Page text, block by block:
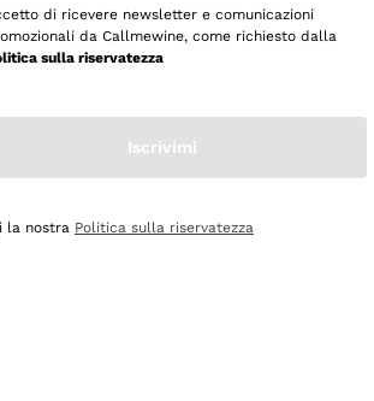
di ricevere newsletter e comunicazioni
da Callmewine, come richiesto dalla
sulla riservatezza
Iscrivimi
la nostra Politica sulla riservatezza